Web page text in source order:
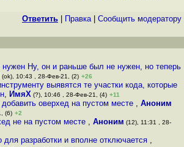
Ответить Правка| Cообщить модератору
Ну, он и раньше был не нужен, но теперь
(ok), 10:43 , 28-Фев-21, (2) +26
выявятся те участки кода, которые
, ИмяХ (?), 10:46 , 28-Фев-21, (4) +11
оверхед на пустом месте , Аноним
(6) +2
не на пустом месте ,Аноним (12), 11:31 , 28-
для разработки и вполне отключается ,